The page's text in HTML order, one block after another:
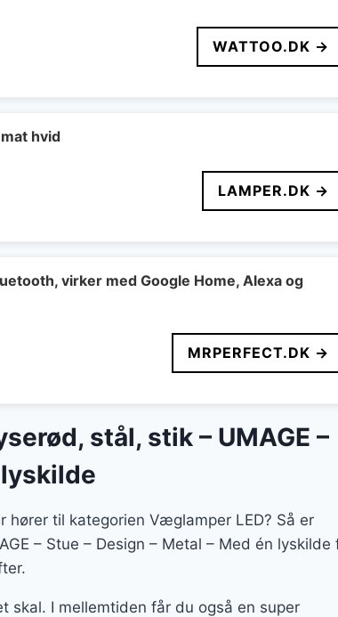
WATTOO.DK →
hvid
LAMPER.DK →
virker med Google Home, Alexa og
MRPERFECT.DK →
stål, stik – UMAGE –
lyskilde
til kategorien Væglamper LED? Så er
– Stue – Design – Metal – Med én lyskilde
skal. I mellemtiden får du også en super